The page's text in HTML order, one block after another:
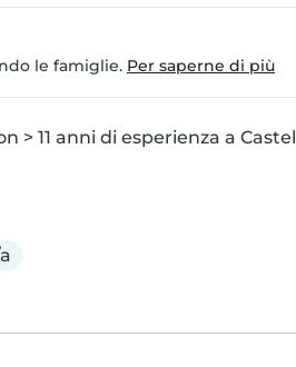
le famiglie. Per saperne di più
11 anni di esperienza a